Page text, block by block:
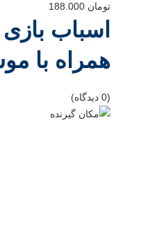
تومان
اسباب
همراه با موش 5.5
(0 دیدگاه)